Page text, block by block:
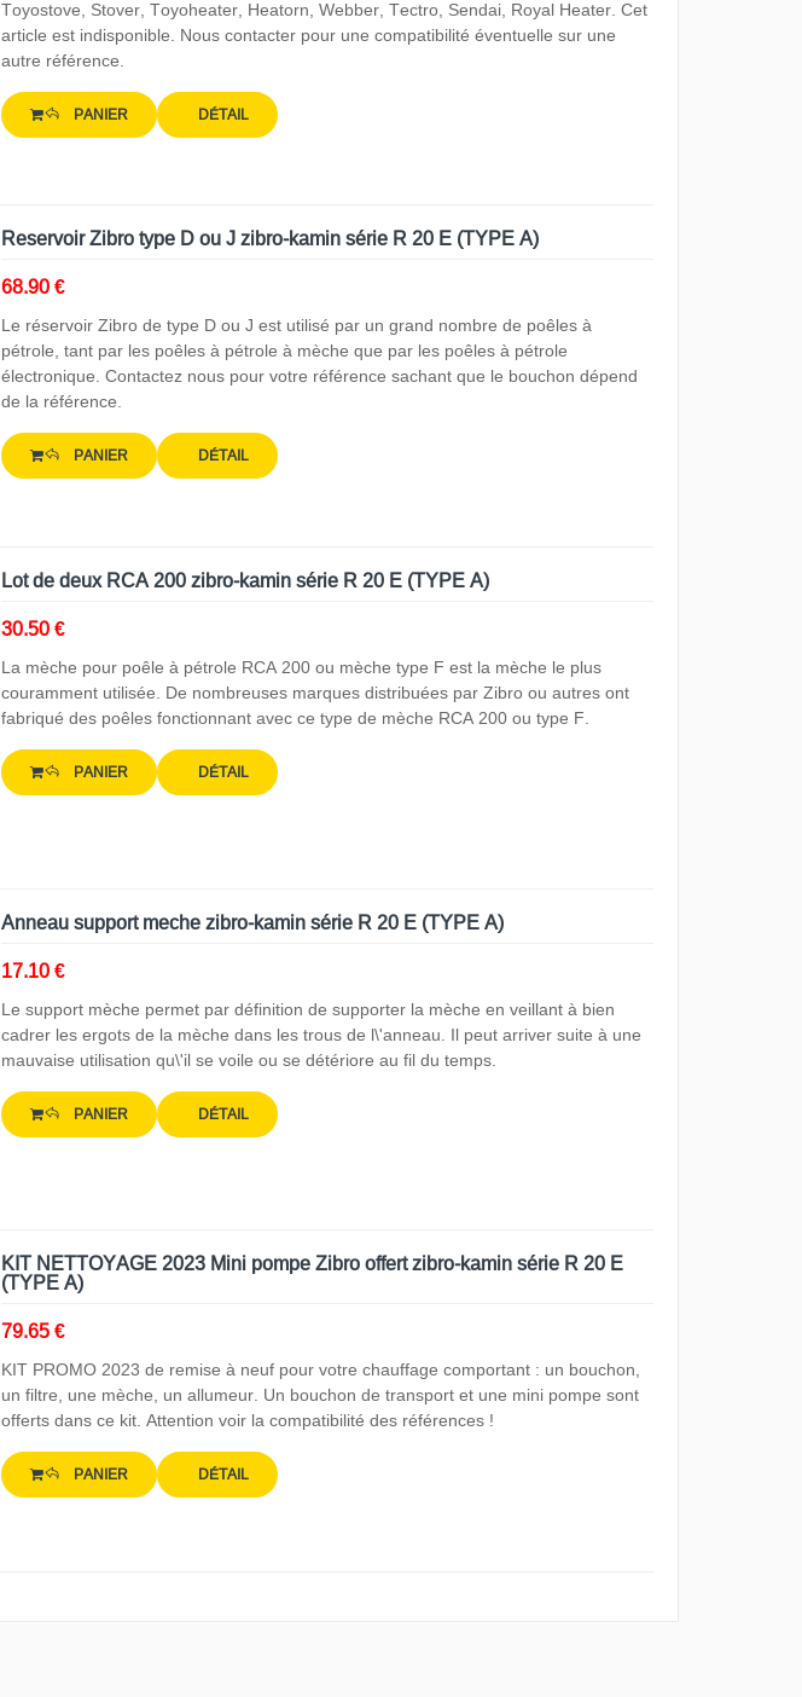
Toyostove, Stover, Toyoheater, Heatorn, Webber, Tectro, Sendai, Royal Heater. Cet
article est indisponible. Nous contacter pour une compatibilité éventuelle sur une
autre référence.
PANIER DÉTAIL
Reservoir Zibro type D ou J zibro-kamin série R 20 E (TYPE A)
68.90 €
Le réservoir Zibro de type D ou J est utilisé par un grand nombre de poêles à
pétrole, tant par les poêles à pétrole à mèche que par les poêles à pétrole
électronique. Contactez nous pour votre référence sachant que le bouchon dépend
de la référence.
PANIER DÉTAIL
Lot de deux RCA 200 zibro-kamin série R 20 E (TYPE A)
30.50 €
La mèche pour poêle à pétrole RCA 200 ou mèche type F est la mèche le plus
couramment utilisée. De nombreuses marques distribuées par Zibro ou autres ont
fabriqué des poêles fonctionnant avec ce type de mèche RCA 200 ou type F.
PANIER DÉTAIL
Anneau support meche zibro-kamin série R 20 E (TYPE A)
17.10 €
Le support mèche permet par définition de supporter la mèche en veillant à bien
cadrer les ergots de la mèche dans les trous de l\'anneau. Il peut arriver suite à une
mauvaise utilisation qu\'il se voile ou se détériore au fil du temps.
PANIER DÉTAIL
KIT NETTOYAGE 2023 Mini pompe Zibro offert zibro-kamin série R 20 E
(TYPE A)
79.65 €
KIT PROMO 2023 de remise à neuf pour votre chauffage comportant : un bouchon,
un filtre, une mèche, un allumeur. Un bouchon de transport et une mini pompe sont
offerts dans ce kit. Attention voir la compatibilité des références !
PANIER DÉTAIL